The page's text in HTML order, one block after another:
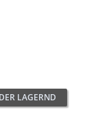
LAGERND